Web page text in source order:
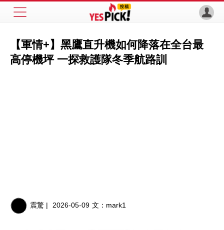
【軍情+】黑鷹直升機如何降落在全台最
高停機坪 一探救護隊冬季航路訓
震驚 | 2026-05-09 文： mark1